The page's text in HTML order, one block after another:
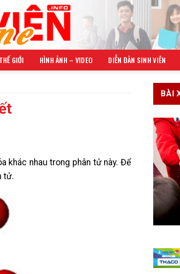
GIỚI HÌNH ẢNH – VIDEO DIỄN ĐÀN SINH VIÊN
khác nhau trong phân tử này. Để
tử.
BÀI